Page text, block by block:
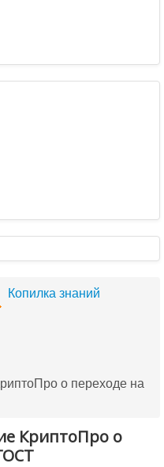
Копилка знаний
о переходе на
КриптоПро о